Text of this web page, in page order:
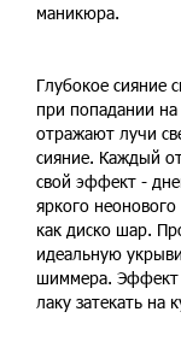
маникюра.
Глубокое сияние
при попадании на
отражают лучи
сияние. Каждый
свой эффект -
яркого неонового
как диско шар.
идеальную
шиммера. Эффект
лаку затекать на